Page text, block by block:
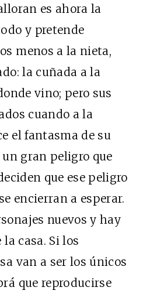
es ahora la
y pretende
menos a la nieta,
la cuñada a la
vino; pero sus
cuando a la
el fantasma de su
gran peligro que
que ese peligro
encierran a esperar.
nuevos y hay
casa. Si los
van a ser los únicos
que reproducirse